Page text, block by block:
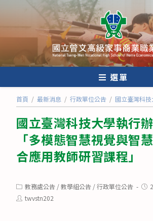
內
選單
首頁 / 最新消息 / 行政單位公告 / 國立臺灣科
國立臺灣科技大學執行
「多模態智慧視覺與智
合應用教師研習課程」
Post
category:
教務處公告 /教學組公告 /行政單位公告
Post
Posttwvstn202